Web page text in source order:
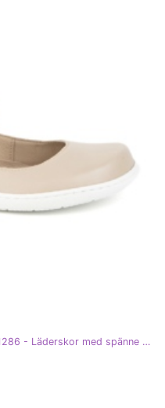
Barefoot Women's Ballerinas Olivier 1286 - Läderskor med spänne för vardagliga och eleganta stiliseringar Beige